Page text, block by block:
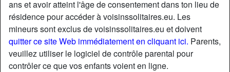
ans et avoir atteint l'âge de consentement dans ton lieu de
résidence pour accéder à voisinssolitaires.eu. Les
mineurs sont exclus de voisinssolitaires.eu et doivent
quitter ce site Web immédiatement en cliquant ici. Parents,
veuillez utiliser le logiciel de contrôle parental pour
contrôler ce que vos enfants voient en ligne.